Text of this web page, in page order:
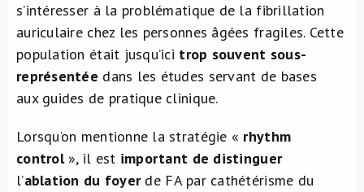
s’intéresser à la problématique de la fibrillation
auriculaire chez les personnes âgées fragiles. Cette
population était jusqu’ici trop souvent sous-
représentée dans les études servant de bases
aux guides de pratique clinique.
Lorsqu’on mentionne la stratégie « rhythm
control», il est important de distinguer
l’ablation du foyer de FA par cathétérisme du